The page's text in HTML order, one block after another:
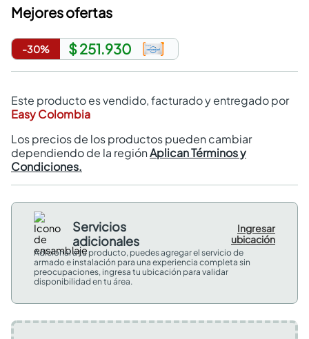
Mejores ofertas
-30% $ 251.930
Este producto es vendido, facturado y entregado por
Easy Colombia
Los precios de los productos pueden cambiar
dependiendo de la regiónAplican Términos y
Condiciones.
Servicios
adicionales
Ingresar
ubicación
Adicional a tu producto, puedes agregar el servicio de
armado e instalación para una experiencia completa sin
preocupaciones, ingresa tu ubicación para validar
disponibilidad en tu área.